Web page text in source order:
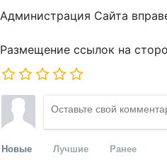
Администрация Сайта
Размещение ссылок на
Новые Лучшие Ранее